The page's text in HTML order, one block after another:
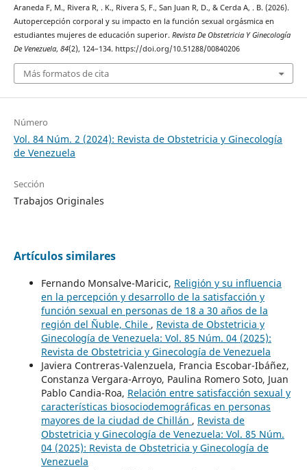
Araneda F, M., Rivera R, . K., Rivera S, F., San Juan R, D., & Cerda A, . B. (2026).
Autopercepción corporal y su impacto en la función sexual orgásmica en
estudiantes mujeres de educación superior. Revista De Obstetricia Y Ginecología
De Venezuela, 84(2), 124–134. https://doi.org/10.51288/00840206
Más formatos de cita
Número
Vol. 84 Núm. 2 (2024): Revista de Obstetricia y Ginecología
de Venezuela
Sección
Trabajos Originales
Artículos similares
Fernando Monsalve-Maricic, Religión y su influencia
en la percepción y desarrollo de la satisfacción y
función sexual en personas de 18 a 30 años de la
región del Ñuble, Chile , Revista de Obstetricia y
Ginecología de Venezuela: Vol. 85 Núm. 04 (2025):
Revista de Obstetricia y Ginecología de Venezuela
Javiera Contreras-Valenzuela, Francia Escobar-Ibáñez,
Constanza Vergara-Arroyo, Paulina Romero Soto, Juan
Pablo Candia-Roa, Relación entre satisfacción sexual y
características biosociodemográficas en personas
mayores de la ciudad de Chillán , Revista de
Obstetricia y Ginecología de Venezuela: Vol. 85 Núm.
04 (2025): Revista de Obstetricia y Ginecología de
Venezuela